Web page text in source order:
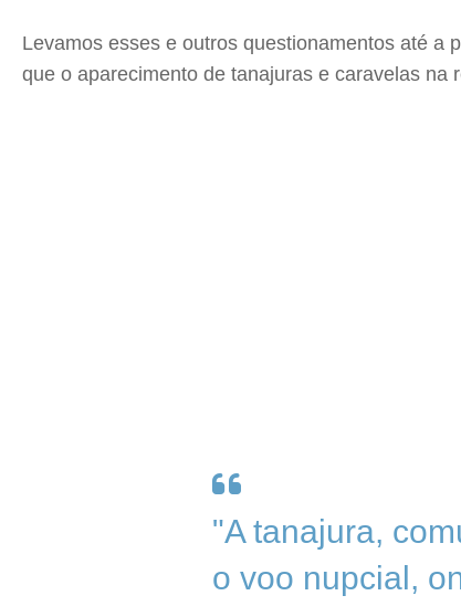
Levamos esses e outros questionamentos até a
que o aparecimento de tanajuras e caravelas
"A tanajura,
o voo nupcial,